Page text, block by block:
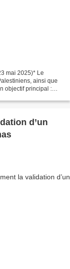
mai 2025)* Le
ainsi que
objectif principal :
d’un